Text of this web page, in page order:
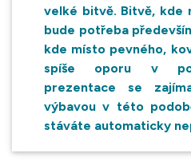
velké bitvě. Bitvě, kde
bude potřeba
kde místo pevného,
spíše oporu v
prezentace se
výbavou v této
stáváte automaticky